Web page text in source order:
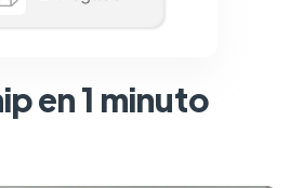
en 1 minuto